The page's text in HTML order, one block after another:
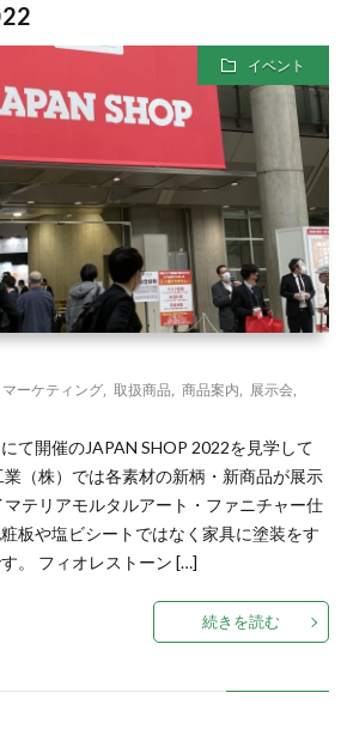
イベント
マーケティング 取扱商品 商品案内 展示会
て開催のJAPAN SHOP 2022を見学して
（株）では各素材の新柄・新商品が展示
テリアモルタルアート・ファニチャー仕
板や塩ビシートではなく家具に塗装をす
。 フィオレストーン […]
続きを読む